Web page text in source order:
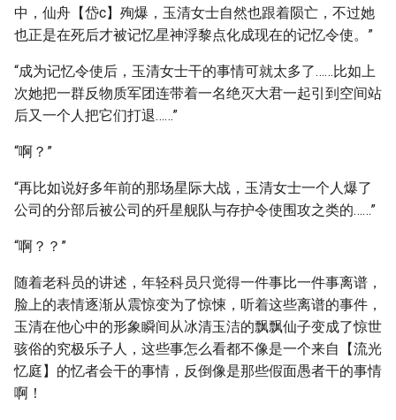
中，仙舟【岱c】殉爆，玉清女士自然也跟着陨亡，不过她
也正是在死后才被记忆星神浮黎点化成现在的记忆令使。”
“成为记忆令使后，玉清女士干的事情可就太多了……比如上
次她把一群反物质军团连带着一名绝灭大君一起引到空间站
后又一个人把它们打退……”
“啊？”
“再比如说好多年前的那场星际大战，玉清女士一个人爆了
公司的分部后被公司的歼星舰队与存护令使围攻之类的……”
“啊？？”
随着老科员的讲述，年轻科员只觉得一件事比一件事离谱，
脸上的表情逐渐从震惊变为了惊悚，听着这些离谱的事件，
玉清在他心中的形象瞬间从冰清玉洁的飘飘仙子变成了惊世
骇俗的究极乐子人，这些事怎么看都不像是一个来自【流光
忆庭】的忆者会干的事情，反倒像是那些假面愚者干的事情
啊！